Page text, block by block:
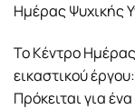
Ημέρας Ψυχικής
Το Κέντρο
εικαστικού
Πρόκειται για